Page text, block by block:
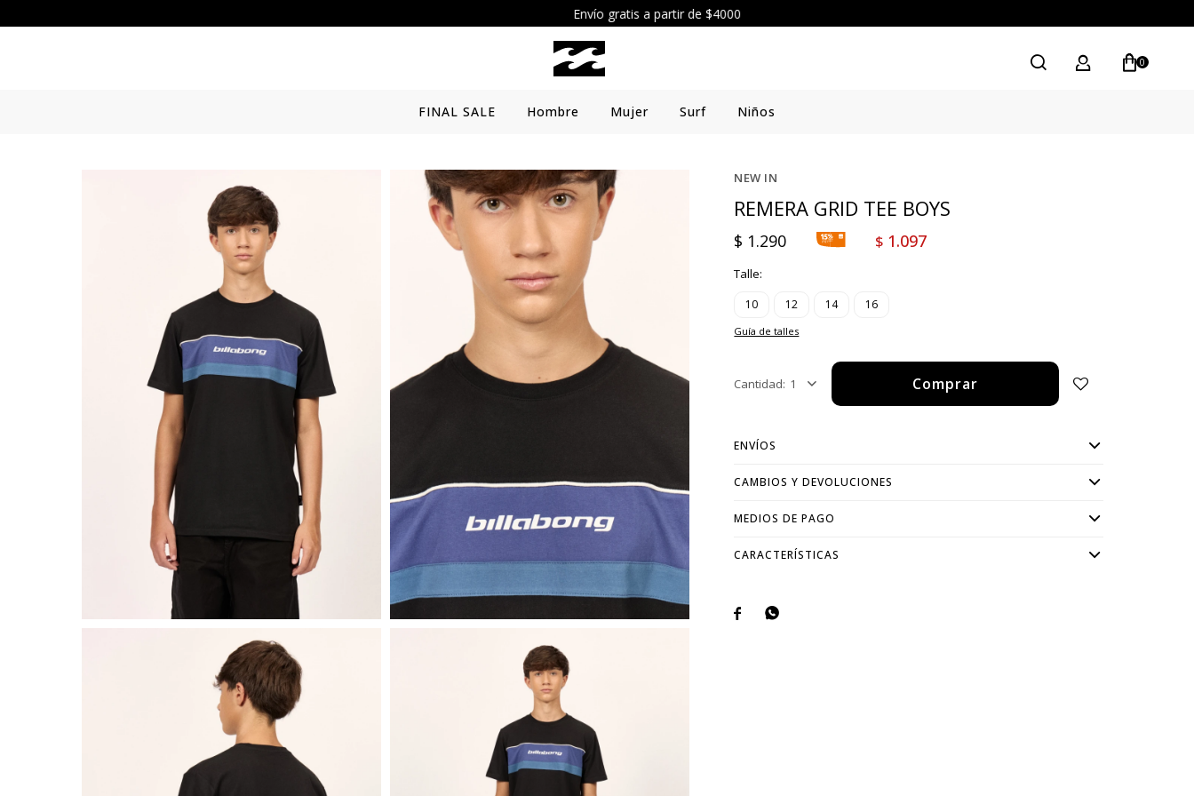
Envío gratis a partir de $4000
FINAL SALE Hombre Mujer Surf Niños
0
NEW IN
REMERA GRID TEE BOYS
$ 1.290 $ 1.097
Talle:
10 12 14 16
Guía de talles
1 Comprar
ENVÍOS
CAMBIOS Y DEVOLUCIONES
MEDIOS DE PAGO
CARACTERÍSTICAS
 